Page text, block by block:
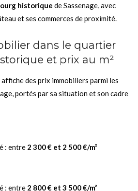
historique de Sassenage, avec
et ses commerces de proximité.
dans le quartier
et prix au m²
des prix immobiliers parmi les
portés par sa situation et son cadre
: entre 2 300 € et 2 500 €/m²
: entre 2 800 € et 3 500 €/m²